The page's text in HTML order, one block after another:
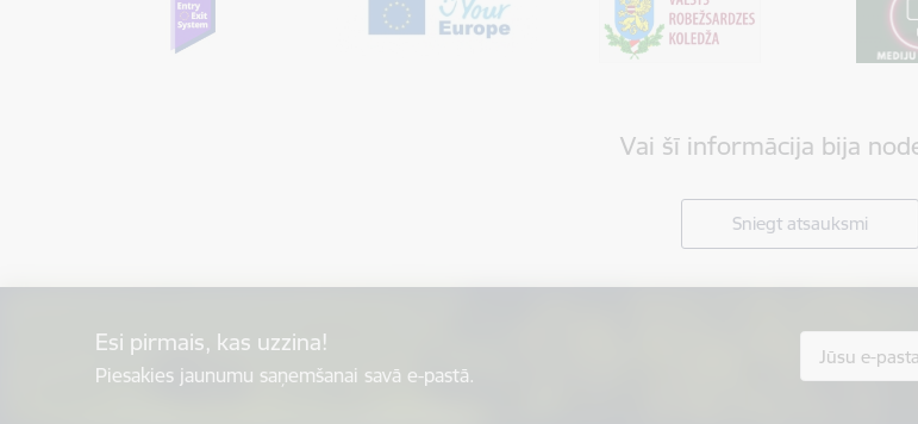
Vai šī informācija bija
Sniegt atsauksmi
Esi pirmais, kas uzzina!
Piesakies jaunumu saņemšanai savā e-pastā.